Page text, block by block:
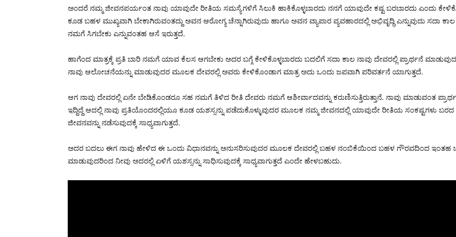
ಅಂದರೆ ನಮ್ಮ ಜೀವನಪರ್ಯಂತ ನಾವು ಯಾವುದೇ ರೀತಿಯ ಸಮಸ್ಯೆಗಳಿಗೆ ಸಿಲುಕಿ ಹಾಕಿಕೊಳ್ಳಬಾರದು ನನಗೆ ಯಾವುದೇ ಕಷ್ಟ ಬರಬಾರದು ಎಂದು
ಕೂಡ ಬಹಳ ಮುಖ್ಯವಾಗಿ ಬೇಕಾಗಿರುವಂತದ್ದು ಅವನ ಆರೋಗ್ಯ ಚೆನ್ನಾಗಿರುವುದು ಹಾಗೂ ಅವನ ವ್ಯಾಪಾರ ವ್ಯವಹಾರದಲ್ಲಿ ಅಭಿವೃದ್ಧಿ ಎನ್ನುವುದು ಸದಾ
ನಮಗೆ ಸಿಗಬೇಕು ಎನ್ನುವಂತಹ ಆಸೆ ಇರುತ್ತದೆ.
ಹಾಗೆಂದ ಮಾತ್ರಕ್ಕೆ ಪ್ರತಿ ಬಾರಿ ನಮಗೆ ಯಾವ ಕೆಲಸ ಆಗಬೇಕು ಅದರ ಬಗ್ಗೆ ಕೇಳಿಕೊಳ್ಳಬಾರದು ಬದಲಿಗೆ ಸದಾ ಕಾಲ ನಾವು ದೇವರಲ್ಲಿ ಪ್ರಾರ್ಥನೆ
ನಾವು ಆಲೋಚನೆಯನ್ನು ಮಾಡುವುದರ ಮೂಲಕ ದೇವರಲ್ಲಿ ಅವರು ಕೇಳಿಕೊಂಡಾಗ ಮಾತ್ರ ಅದು ಒಂದು ಜಪವಾಗಿ ಪರಿವರ್ತನೆ ಯಾಗುತ್ತದೆ.
ಆಗ ನಾವು ದೇವರಲ್ಲಿ ಏನೇ ಬೇಡಿಕೊಂಡರೂ ಸಹ ನಮಗೆ ತಿಳಿದ ರೀತಿ ದೇವರು ನಮಗೆ ಆಶೀರ್ವಾದವನ್ನು ಕರುಣಿಸುತ್ತಿರುತ್ತಾನೆ. ನಾವು ಮಾಡುವಂತ
ಇದ್ದಿದ್ದೆ ಆದಲ್ಲಿ ನಾವು ಪ್ರತಿಯೊಂದರಲ್ಲಿಯೂ ಕೂಡ ಯಶಸ್ಸನ್ನು ಪಡೆದುಕೊಳ್ಳುವುದರ ಮೂಲಕ ನಮ್ಮ ಜೀವನದಲ್ಲಿ ಯಾವುದೇ ರೀತಿಯ ಸಂಕಷ್ಟಗಳು
ಜೀವನವನ್ನು ನಡೆಸುವುದಕ್ಕೆ ಸಾಧ್ಯವಾಗುತ್ತದೆ.
ಅದರ ಬದಲು ಈಗ ನಾವು ಹೇಳಿದ ಈ ಒಂದು ವಿಧಾನವನ್ನು ಅನುಸರಿಸುವುದರ ಮೂಲಕ ದೇವರಲ್ಲಿ ಬಹಳ ನಂಬಿಕೆಯಿಂದ ಬಹಳ ಗೌರವದಿಂದ ಇಂತಹ
ಮಾಡುವುದರಿಂದ ನೀವು ಅದರಲ್ಲಿ ಏಳಿಗೆ ಯಶಸ್ಸನ್ನು ಸಾಧಿಸುವುದಕ್ಕೆ ಸಾಧ್ಯವಾಗುತ್ತದೆ ಎಂದೇ ಹೇಳಬಹುದು.